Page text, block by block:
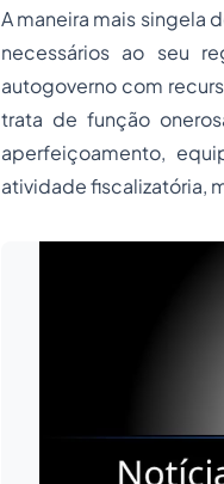
A maneira mais singela
necessários ao seu
autogoverno com
trata de função
aperfeiçoamento,
atividade fiscalizatória,